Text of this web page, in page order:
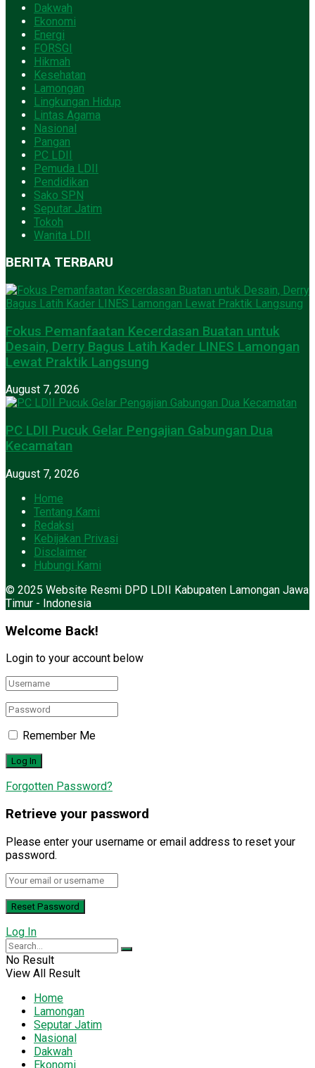
Dakwah
Ekonomi
Energi
FORSGI
Hikmah
Kesehatan
Lamongan
Lingkungan Hidup
Lintas Agama
Nasional
Pangan
PC LDII
Pemuda LDII
Pendidikan
Sako SPN
Seputar Jatim
Tokoh
Wanita LDII
BERITA TERBARU
Fokus Pemanfaatan Kecerdasan Buatan untuk
Desain, Derry Bagus Latih Kader LINES Lamongan
Lewat Praktik Langsung
August 7, 2026
PC LDII Pucuk Gelar Pengajian Gabungan Dua
Kecamatan
August 7, 2026
Home
Tentang Kami
Redaksi
Kebijakan Privasi
Disclaimer
Hubungi Kami
© 2025 Website Resmi DPD LDII Kabupaten Lamongan Jawa
Timur - Indonesia
Welcome Back!
Login to your account below
Remember Me
Forgotten Password?
Retrieve your password
Please enter your username or email address to reset your
password.
Log In
No Result
View All Result
Home
Lamongan
Seputar Jatim
Nasional
Dakwah
Ekonomi